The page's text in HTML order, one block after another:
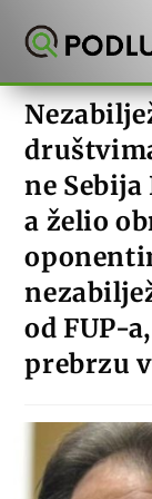
ne
a želio
od FUP-
prebrzu